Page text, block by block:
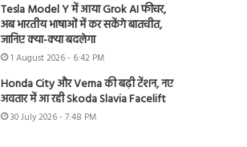
Tesla Model Y में आया Grok AI फीचर,
अब भारतीय भाषाओं में कर सकेंगे बातचीत,
जानिए क्या-क्या बदलेगा
1 August 2026 - 6:42 PM
Honda City और Verna की बढ़ी टेंशन, नए
अवतार में आ रही Skoda Slavia Facelift
30 July 2026 - 7:48 PM